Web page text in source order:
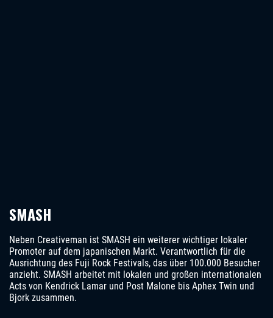
SMASH
Neben Creativeman ist SMASH ein weiterer wichtiger lokaler
Promoter auf dem japanischen Markt. Verantwortlich für die
Ausrichtung des Fuji Rock Festivals, das über 100.000 Besucher
anzieht. SMASH arbeitet mit lokalen und großen internationalen
Acts von Kendrick Lamar und Post Malone bis Aphex Twin und
Bjork zusammen.